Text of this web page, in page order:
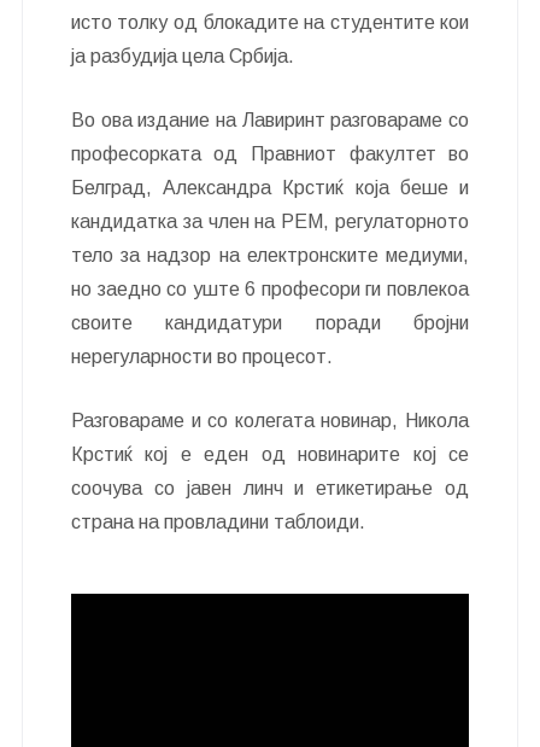
исто толку од блокадите на студентите кои
ја разбудија цела Србија.
Во ова издание на Лавиринт разговараме со
професорката од Правниот факултет во
Белград, Александра Крстиќ која беше и
кандидатка за член на РЕМ, регулаторното
тело за надзор на електронските медиуми,
но заедно со уште 6 професори ги повлекоа
своите кандидатури поради бројни
нерегуларности во процесот.
Разговараме и со колегата новинар, Никола
Крстиќ кој е еден од новинарите кој се
соочува со јавен линч и етикетирање од
страна на провладини таблоиди.